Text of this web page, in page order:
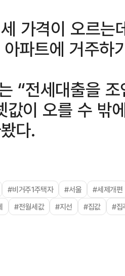
가격이 오르
파트에 거주하
“전세대출을
값이 오를 수 밖
다.
#비거주1주택자 #서울
#세제개편
#전월세값 #지선 #집값 #집